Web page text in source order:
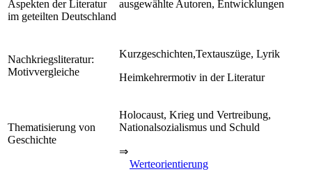
Aspekten der Literatur
im geteilten Deutschland
ausgewählte Autoren, Entwicklungen
Nachkriegsliteratur:
Motivvergleiche
Kurzgeschichten,Textauszüge, Lyrik
Heimkehrermotiv in der Literatur
Thematisierung von
Geschichte
Holocaust, Krieg und Vertreibung,
Nationalsozialismus und Schuld
⇒
Werteorientierung